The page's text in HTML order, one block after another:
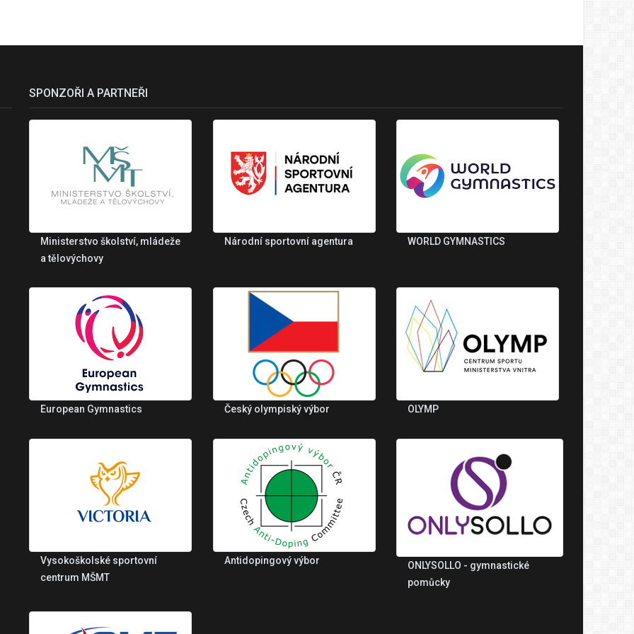
SPONZOŘI A PARTNEŘI
Ministerstvo školství, mládeže
a tělovýchovy
Národní sportovní agentura WORLD GYMNASTICS
European Gymnastics Český olympiský výbor OLYMP
Vysokoškolské sportovní
centrum MŠMT
Antidopingový výbor
ONLYSOLLO - gymnastické
pomůcky